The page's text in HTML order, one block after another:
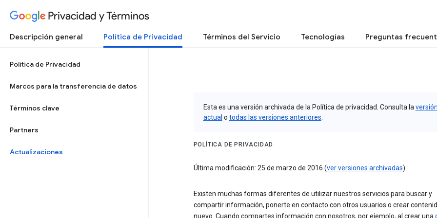
Privacidad y Términos
Descripción general Política de Privacidad Términos del Servicio Tecnologías Preguntas
Política de Privacidad
Marcos para la transferencia de datos
Términos clave
Partners
Actualizaciones
Esta es una versión archivada de la Política de privacidad. Consulta la versión
actual o todas las versiones anteriores
POLÍTICA DE PRIVACIDAD
Última modificación: 25 de marzo de 2016 (ver versiones archivadas)
Existen muchas formas diferentes de utilizar nuestros servicios para buscar y
compartir información, ponerte en contacto con otros usuarios o crear
nuevo. Cuando compartes información con nosotros, por ejemplo, al crear una